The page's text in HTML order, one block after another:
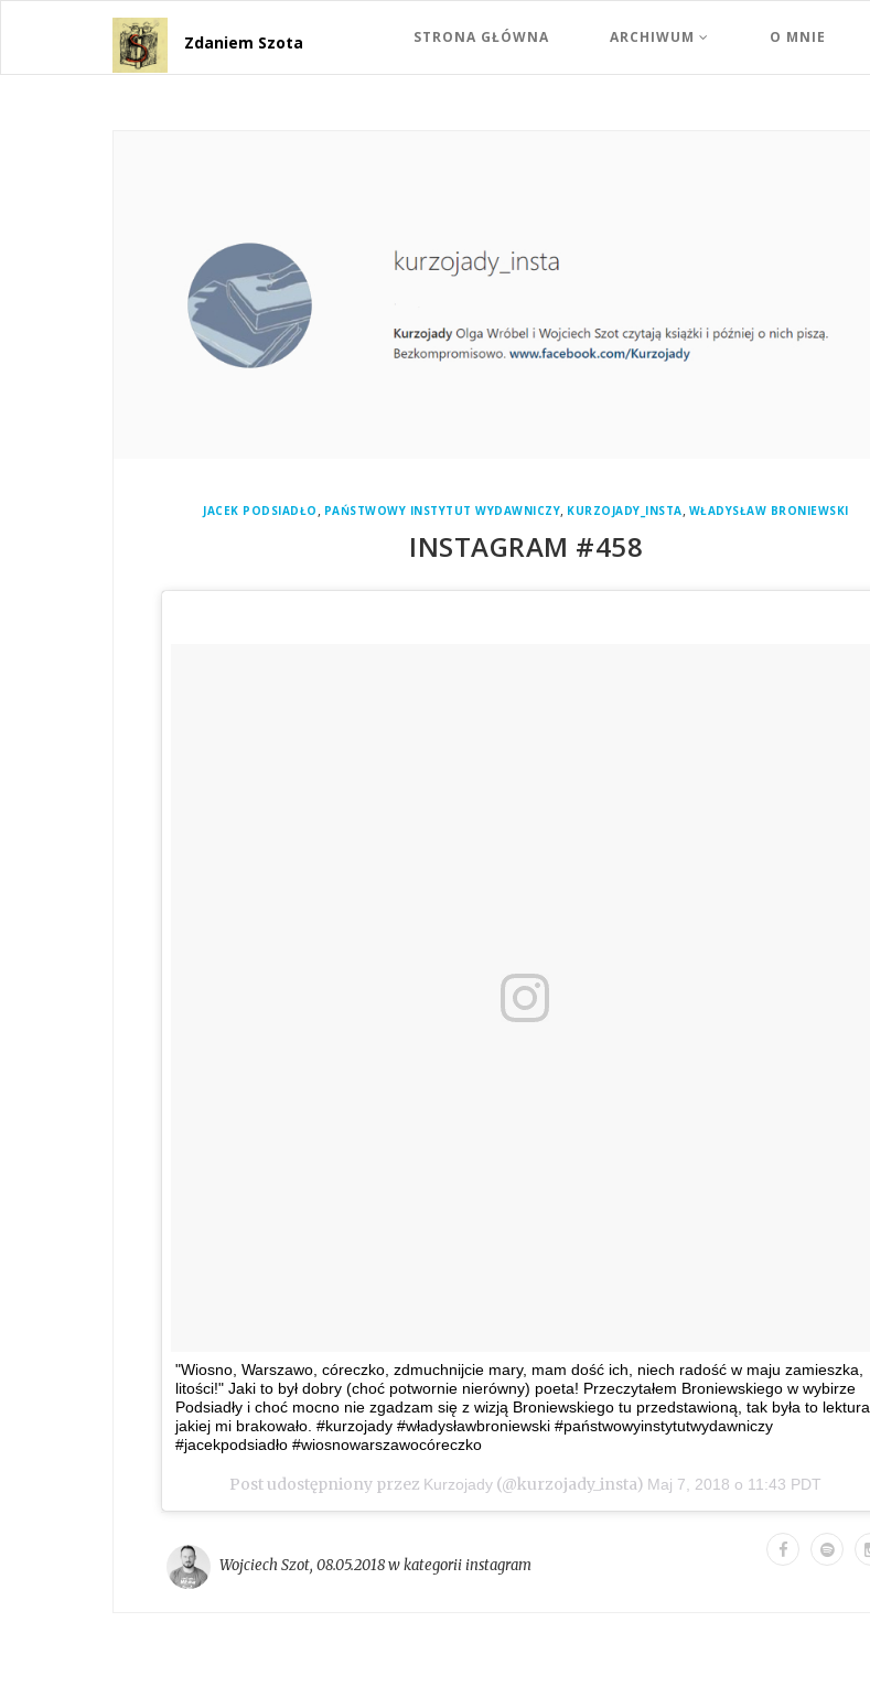
Zdaniem Szota STRONA GŁÓWNA ARCHIWUM O MNIE
JACEK PODSIADŁO , PAŃSTWOWY INSTYTUT WYDAWNICZY, KURZOJADY_INSTA, WŁADYSŁAW BRONIEWSKI
INSTAGRAM #458
"Wiosno, Warszawo, córeczko, zdmuchnijcie mary, mam dość ich, niech radość w maju zamieszka,
litości!" Jaki to był dobry (choć potwornie nierówny) poeta! Przeczytałem Broniewskiego w wybirze
Podsiadły i choć mocno nie zgadzam się z wizją Broniewskiego tu przedstawioną, tak była to lektura,
jakiej mi brakowało. #kurzojady #władysławbroniewski #państwowyinstytutwydawniczy
#jacekpodsiadło #wiosnowarszawocóreczko
Post udostępniony przez Kurzojady(@kurzojady_insta) Maj 7, 2018 o 11:43 PDT
Wojciech Szot, 08.05.2018 w kategoriiinstagram